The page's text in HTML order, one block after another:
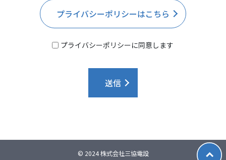
プライバシーポリシーはこちら
プライバシーポリシーに同意します
送信
© 2024 株式会社三協電設